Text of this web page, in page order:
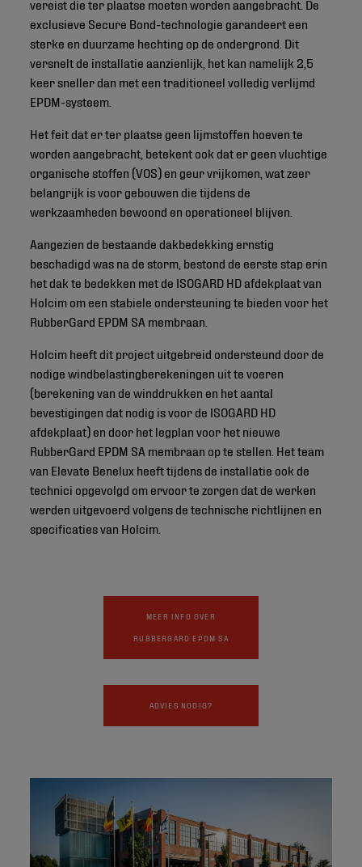
vereist die ter plaatse moeten worden aangebracht. De
exclusieve Secure Bond-technologie garandeert een
sterke en duurzame hechting op de ondergrond. Dit
versnelt de installatie aanzienlijk, het kan namelijk 2,5
keer sneller dan met een traditioneel volledig verlijmd
EPDM-systeem.
Het feit dat er ter plaatse geen lijmstoffen hoeven te
worden aangebracht, betekent ook dat er geen vluchtige
organische stoffen (VOS) en geur vrijkomen, wat zeer
belangrijk is voor gebouwen die tijdens de
werkzaamheden bewoond en operationeel blijven.
Aangezien de bestaande dakbedekking ernstig
beschadigd was na de storm, bestond de eerste stap erin
het dak te bedekken met de ISOGARD HD afdekplaat van
Holcim om een stabiele ondersteuning te bieden voor het
RubberGard EPDM SA membraan.
Holcim heeft dit project uitgebreid ondersteund door de
nodige windbelastingberekeningen uit te voeren
(berekening van de winddrukken en het aantal
bevestigingen dat nodig is voor de ISOGARD HD
afdekplaat) en door het legplan voor het nieuwe
RubberGard EPDM SA membraan op te stellen. Het team
van Elevate Benelux heeft tijdens de installatie ook de
technici opgevolgd om ervoor te zorgen dat de werken
werden uitgevoerd volgens de technische richtlijnen en
specificaties van Holcim.
MEER INFO OVER
RUBBERGARD EPDM SA
ADVIES NODIG?